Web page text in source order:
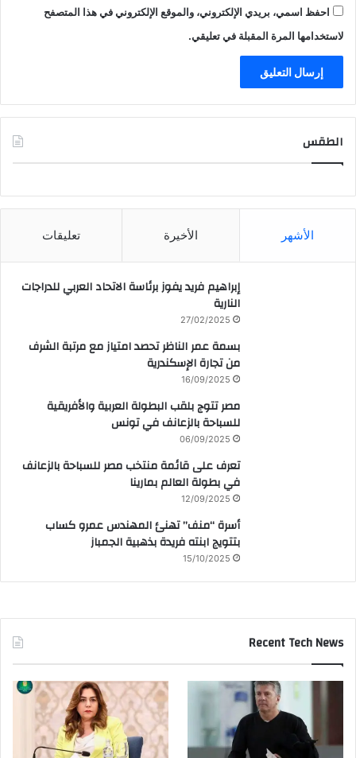
احفظ اسمي، بريدي الإلكتروني، والموقع الإلكتروني في هذا المتصفح
لاستخدامها المرة المقبلة في تعليقي.
الطقس
الأشهر الأخيرة تعليقات
إبراهيم فريد يفوز برئاسة الاتحاد العربي للدراجات
النارية
27/02/2025
بسمة عمر الناظر تحصد امتياز مع مرتبة الشرف
من تجارة الإسكندرية
16/09/2025
مصر تتوج بلقب البطولة العربية والأفريقية
للسباحة بالزعانف في تونس
06/09/2025
تعرف على قائمة منتخب مصر للسباحة بالزعانف
في بطولة العالم بمارينا
12/09/2025
أسرة “منف” تهنئ المهندس عمرو كساب
بتتويج ابنته فريدة بذهبية الجمباز
15/10/2025
Recent Tech News